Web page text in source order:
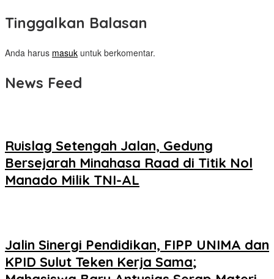
Tinggalkan Balasan
Anda harus masuk untuk berkomentar.
News Feed
Ruislag Setengah Jalan, Gedung
Bersejarah Minahasa Raad di Titik Nol
Manado Milik TNI-AL
Jalin Sinergi Pendidikan, FIPP UNIMA dan
KPID Sulut Teken Kerja Sama;